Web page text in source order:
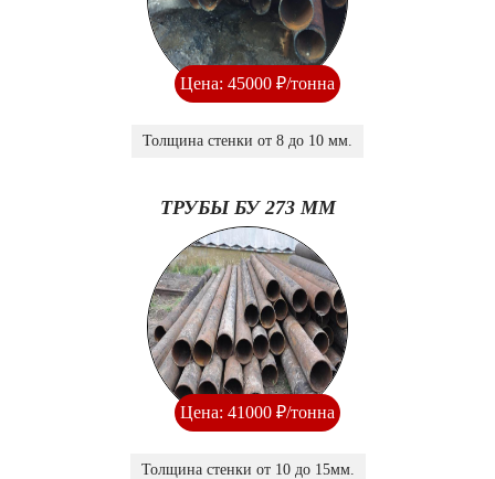
Цена: 45000 ₽/тонна
Толщина стенки от 8 до 10 мм.
ТРУБЫ БУ 273 ММ
Цена: 41000 ₽/тонна
Толщина стенки от 10 до 15мм.